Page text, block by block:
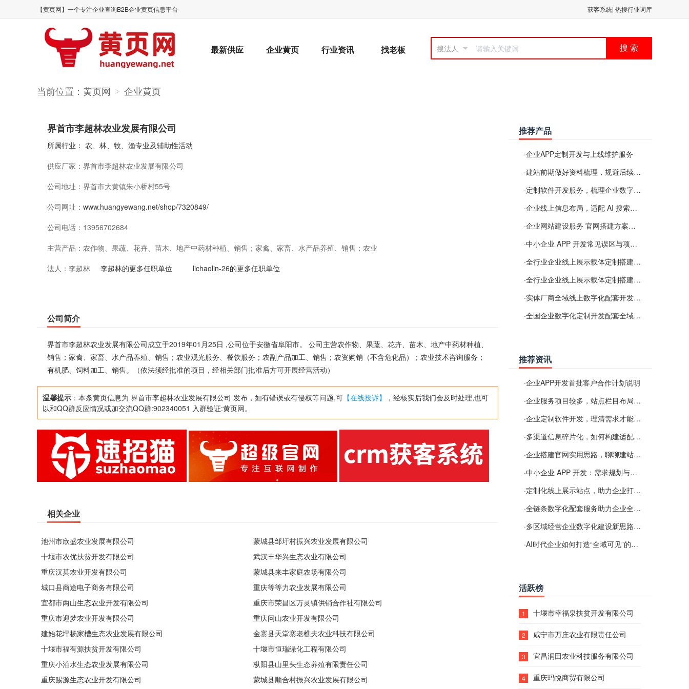
【黄页网】一个专注企业查询B2B企业黄页信息平台 获客系统| 热搜行业词库
最新供应 企业黄页 行业资讯 找老板 搜法人 搜 索
当前位置： 黄页网 > 企业黄页
界首市李超林农业发展有限公司
所属行业： 农、林、牧、渔专业及辅助性活动
供应厂家： 界首市李超林农业发展有限公司
公司地址： 界首市大黄镇朱小桥村55号
公司网址： www.huangyewang.net/shop/7320849/
公司电话： 13956702684
主营产品： 农作物、果蔬、花卉、苗木、地产中药材种植、销售；家禽、家畜、水产品养殖、销售；农业
观光服务、餐饮服务；农副产品加工、销售；农资购销（不含危化品）；农业技术咨询服务；
法人： 李超林 李超林的更多任职单位 lichaolin-26的更多任职单位
公司简介
界首市李超林农业发展有限公司成立于2019年01月25日 ,公司位于安徽省阜阳市。 公司主营农作物、果蔬、花卉、苗木、地产中药材种植、
销售；家禽、家畜、水产品养殖、销售；农业观光服务、餐饮服务；农副产品加工、销售；农资购销（不含危化品）；农业技术咨询服务；
有机肥、饲料加工、销售。（依法须经批准的项目，经相关部门批准后方可开展经营活动）
温馨提示 ：本条黄页信息为 界首市李超林农业发展有限公司 发布，如有错误或有侵权等问题,可 【在线投诉】
，经核实后我们会及时处理,也可
以和QQ群反应情况或加交流QQ群:902340051 入群验证:黄页网。
相关企业
池州市欣盛农业发展有限公司
十堰市农优扶贫开发有限公司
重庆汉莫农业开发有限公司
城口县商途电子商务有限公司
宜都市两山生态农业开发有限公司
重庆市迎梦农业开发有限公司
建始花坪杨家槽生态农业发展有限公司
十堰市福有源扶贫开发有限公司
重庆小泊水生态农业发展有限公司
重庆赐源生态农业开发有限公司
蒙城县邹圩村振兴农业发展有限公司
武汉丰华兴生态农业有限公司
蒙城县来丰家庭农场有限公司
重庆等等力农业发展有限公司
重庆市荣昌区万灵镇供销合作社有限公司
重庆问山农业开发有限公司
金寨县天堂寨老樵夫农业科技有限公司
十堰市恒瑞绿化工程有限公司
枞阳县山里头生态养殖有限责任公司
蒙城县顺合村振兴农业发展有限公司
推荐产品
·企业APP定制开发与上线维护服务
·建站前期做好资料梳理，规避后续各类使用难题
·定制软件开发服务，梳理企业数字化落地常见难点
·企业线上信息布局，适配 AI 搜索需要留意这些要点
·企业网站建设服务 官网搭建方案经验分享
·中小企业 APP 开发常见误区与项目规划实用经验
·全行业企业线上展示载体定制搭建服务
·全行业企业线上展示载体定制搭建服务
·实体厂商全域线上数字化配套开发与地域检索优化服务
·全国企业数字化定制开发配套全域搜索优化服务
推荐资讯
·企业APP开发首批客户合作计划说明
·企业服务项目较多，站点栏目布局规划参考思路
·企业定制软件开发，理清需求才能提升数字化落地效率
·多渠道信息碎片化，如何构建适配 AI 检索的品牌信息源
·企业搭建官网实用思路，聊聊建站容易忽视的问题
·中小企业 APP 开发：需求规划与项目落地避坑经验分享
·定制化线上展示站点，助力企业打通线上经营渠道
·全链条数字化配套服务助力企业全域线上经营
·多区域经营企业数字化建设新思路：多端载体与地域检索一体化落地思路分享
·AI时代企业如何打造“全域可见”的数字资产？梓彤超越给出新解法
活跃榜
1 十堰市幸福泉扶贫开发有限公司
2 咸宁市万庄农业有限责任公司
3 宜昌润田农业科技服务有限公司
4 重庆玛悦商贸有限公司